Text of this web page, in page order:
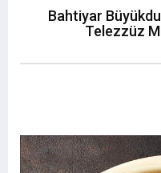
Bahtiyar
Telezzüz